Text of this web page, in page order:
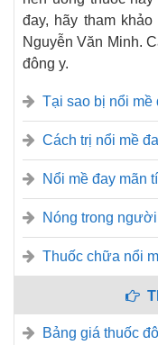
đay, hãy tham
Nguyễn Văn Minh.
đông y.
Tại sao bị nổi mề
Cách trị nổi mề
Nổi mề đay mãn
Nóng trong
Thuốc chữa nổi
Bảng giá thuốc